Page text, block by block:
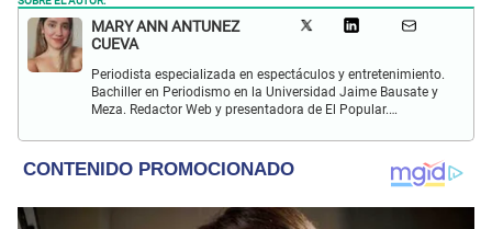
MARY ANN ANTUNEZ
CUEVA
Periodista especializada en espectáculos y entretenimiento.
Bachiller en Periodismo en la Universidad Jaime Bausate y
Meza. Redactor Web y presentadora de El Popular.
y espectáculos internacional.